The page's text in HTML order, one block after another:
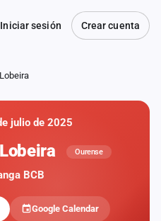
Iniciar sesión Crear cuenta
julio de 2025
Ourense
BCB
Google Calendar